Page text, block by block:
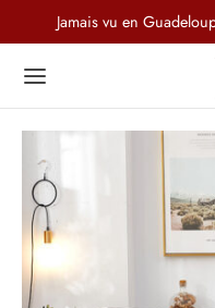
Jamais vu en